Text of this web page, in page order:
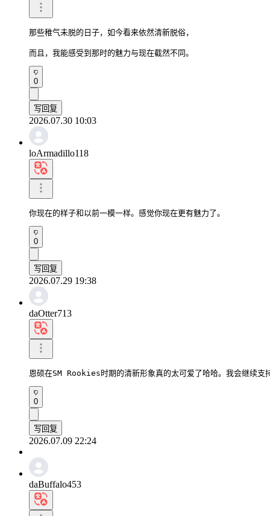
那些稚气未脱的日子，如今看来依然清新脱俗，
而且，我能感受到那时的魅力与现在截然不同。
0
写回复
2026.07.30 10:03
loArmadillo118
你现在的样子和以前一模一样。感觉你现在更有魅力了。
0
写回复
2026.07.29 19:38
daOtter713
恩硕在SM Rookies时期的清新形象真的太可爱了哈哈。我会继续支
0
写回复
2026.07.09 22:24
daBuffalo453